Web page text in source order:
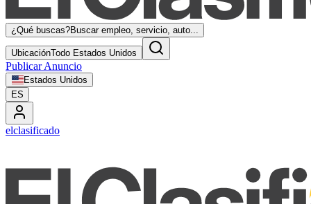
¿Qué buscas?Buscar empleo, servicio, auto...
UbicaciónTodo Estados Unidos
Publicar Anuncio
Estados Unidos
ES
elclasificado